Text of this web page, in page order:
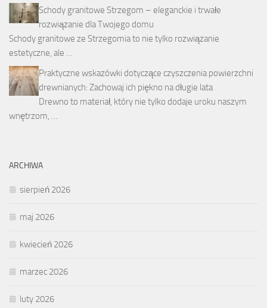
Schody granitowe Strzegom – eleganckie i trwałe
rozwiązanie dla Twojego domu
Schody granitowe ze Strzegomia to nie tylko rozwiązanie
estetyczne, ale …
Praktyczne wskazówki dotyczące czyszczenia powierzchni
drewnianych: Zachowaj ich piękno na długie lata
Drewno to materiał, który nie tylko dodaje uroku naszym
wnętrzom, …
ARCHIWA
sierpień 2026
maj 2026
kwiecień 2026
marzec 2026
luty 2026